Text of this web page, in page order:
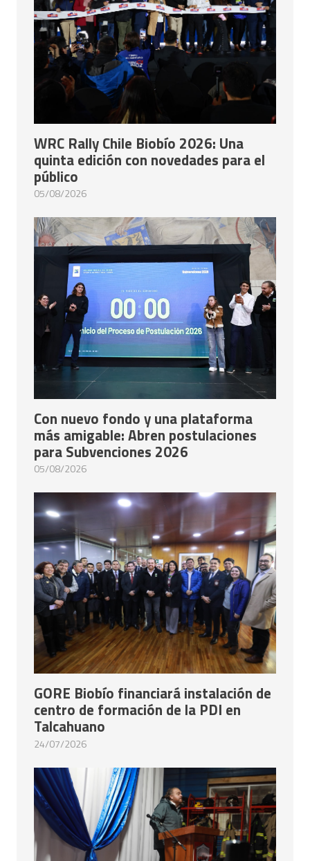
WRC Rally Chile Biobío 2026: Una
quinta edición con novedades para el
público
05/08/2026
Con nuevo fondo y una plataforma
más amigable: Abren postulaciones
para Subvenciones 2026
05/08/2026
GORE Biobío financiará instalación de
centro de formación de la PDI en
Talcahuano
24/07/2026